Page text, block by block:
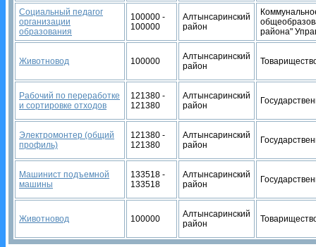
Социальный педагог
организации
образования
100000 -
100000
Алтынсаринский
район
района"
Животновод 100000
Алтынсаринский
район
Рабочий по переработке
и сортировке отходов
121380 -
121380
Алтынсаринский
район
Электромонтер (общий
профиль)
121380 -
121380
Алтынсаринский
район
Машинист подъемной
машины
133518 -
133518
Алтынсаринский
район
Животновод 100000
Алтынсаринский
район